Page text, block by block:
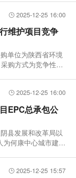
2025-12-25 16:00
维护项目竞争
单位为陕西省环境
购方式为竞争性磋
2025-12-25 16:00
EPC总承包公
县发展和改革局以
何康中心城市建设
2025-12-25 15:57